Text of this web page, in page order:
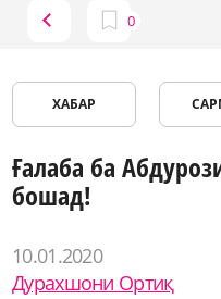
ХАБАР
Ғалаба ба
бошад!
10.01.2020
Дурахшони Ортиқ